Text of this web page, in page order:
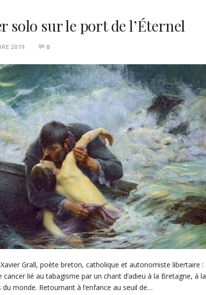
solo sur le port de l’Éternel
2019 0
Grall, poète breton, catholique et autonomiste libertaire :
lié au tabagisme par un chant d’adieu à la Bretagne, à la
monde. Retournant à l’enfance au seuil de…